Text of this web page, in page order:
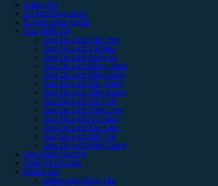
Trang chủ
Du lịch trong nước
Du lịch nước ngoài
Tour Miền Tây
Tour Du Lịch Cần Thơ
Tour Du Lịch Cà Mau
Tour Du Lịch Long An
Tour Du Lịch Đồng Tháp
Tour Du Lịch Hậu Giang
Tour Du Lịch Sóc Trăng
Tour Du Lịch Tiền Giang
Tour Du Lịch Trà Vinh
Tour Du Lịch Vĩnh Long
Tour Du Lịch An Giang
Tour Du Lịch Bạc Liêu
Tour Du Lịch Bến Tre
Tour Du Lịch Kiên Giang
Tour Hành Hương
Thuê Xe Du Lịch
Khách sạn
Khách sạn Vũng Tàu